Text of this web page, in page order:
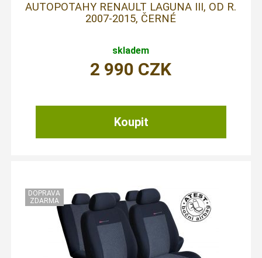
AUTOPOTAHY RENAULT LAGUNA III, OD R.
2007-2015, ČERNÉ
skladem
2 990 CZK